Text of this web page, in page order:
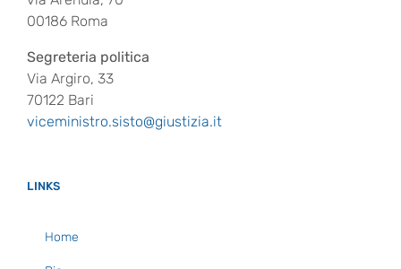
00186 Roma
Segreteria politica
Via Argiro, 33
70122 Bari
viceministro.sisto@giustizia.it
LINKS
Home